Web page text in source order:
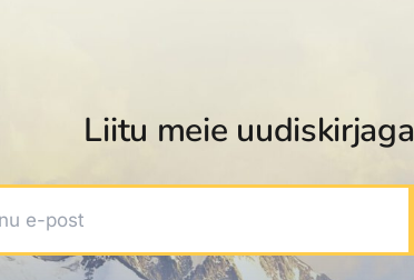
Liitu meie uudiskirjaga
e-post